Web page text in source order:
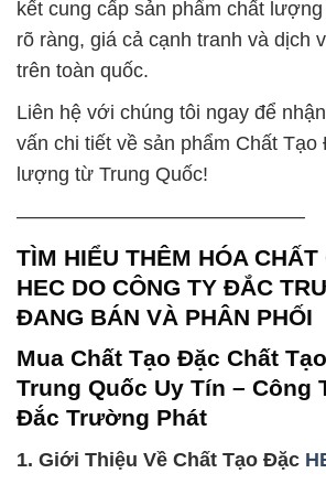
kết cung cấp sản phẩm chất
rõ ràng, giá cả cạnh tranh và dịch
trên toàn quốc.
Liên hệ với chúng tôi ngay để
vấn chi tiết về sản phẩm Chất Tạo
lượng từ Trung Quốc!
——————————————–
TÌM HIỂU THÊM HÓA
HEC DO CÔNG TY ĐẮC
ĐANG BÁN VÀ PHÂN PHỐI
Mua Chất Tạo Đặc Chất
Trung Quốc Uy Tín – Công
Đắc Trường Phát
1. Giới Thiệu Về Chất Tạo Đặc